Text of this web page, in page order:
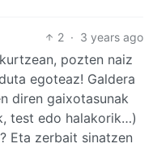
2 · 3 years ago
pozten naiz
egoteaz! Galdera
diren gaixotasunak
test edo halakorik…)
Eta zerbait sinatzen